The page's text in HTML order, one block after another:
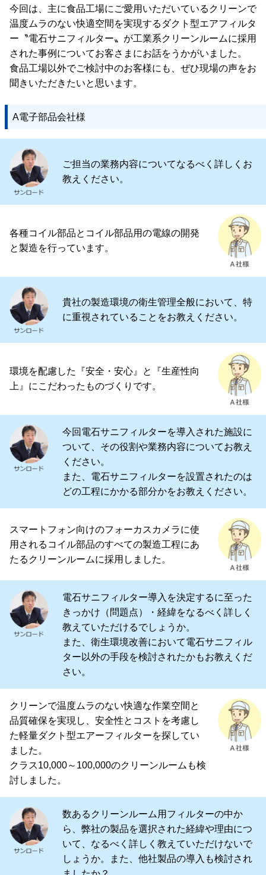
今回は、主に食品工場にご愛用いただいているクリーンで
温度ムラのない快適空間を実現するダクト型エアフィルタ
ー〝電石サニフィルター〟が工業系クリーンルームに採用
された事例についてお客さまにお話をうかがいました。
食品工場以外でご検討中のお客様にも、ぜひ現場の声をお
聞きいただきたいと思います。
A電子部品会社様
ご担当の業務内容についてなるべく詳しくお
教えください。
各種コイル部品とコイル部品用の電線の開発
と製造を行っています。
貴社の製造環境の衛生管理全般において、特
に重視されていることをお教えください。
環境を配慮した『安全・安心』と『生産性向
上』にこだわったものづくりです。
今回電石サニフィルターを導入された施設に
ついて、その役割や業務内容についてお教え
ください。
また、電石サニフィルターを設置されたのは
どの工程にかかる部分かをお教えください。
スマートフォン向けのフォーカスカメラに使
用されるコイル部品のすべての製造工程にあ
たるクリーンルームに採用しました。
電石サニフィルター導入を決定するに至った
きっかけ（問題点）・経緯をなるべく詳しく
教えていただけるでしょうか。
また、衛生環境改善において電石サニフィル
ター以外の手段を検討されたかもお教えくだ
さい。
クリーンで温度ムラのない快適な作業空間と
品質確保を実現し、安全性とコストを考慮し
た軽量ダクト型エアーフィルターを探してい
ました。
クラス10,000～100,000のクリーンルームも検
討しました。
数あるクリーンルーム用フィルターの中か
ら、弊社の製品を選択された経緯や理由につ
いて、なるべく詳しく教えていただけないで
しょうか。また、他社製品の導入も検討され